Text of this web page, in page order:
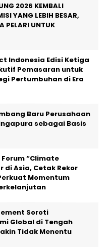
2026 KEMBALI
YANG LEBIH BESAR,
PELARI UNTUK
Indonesia Edisi Ketiga
Pemasaran untuk
Pertumbuhan di Era
Baru Perusahaan
sebagai Basis
Forum “Climate
di Asia, Cetak Rekor
Momentum
Soroti
Global di Tengah
Tidak Menentu